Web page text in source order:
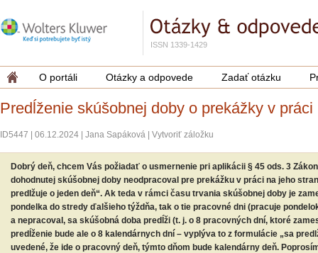
ISSN 1339-1429
O portáli Otázky a odpovede Zadať otázku
Predĺženie skúšobnej doby o prekážky v
ID5447 06.12.2024 Jana Sapáková Vytvoriť záložku
Dobrý deň, chcem Vás požiadať o usmernenie pri aplikácii § 45 ods. 3
dohodnutej skúšobnej doby neodpracoval pre prekážku v práci na jeho
predlžuje o jeden deň“. Ak teda v rámci času trvania skúšobnej doby je
pondelka do stredy ďalšieho týždňa, tak o tie pracovné dni (pracuje
a nepracoval, sa skúšobná doba predĺži (t. j. o 8 pracovných dní, ktoré
predĺženie bude ale o 8 kalendárnych dní – vyplýva to z formulácie „sa
uvedené, že ide o pracovný deň, týmto dňom bude kalendárny deň.